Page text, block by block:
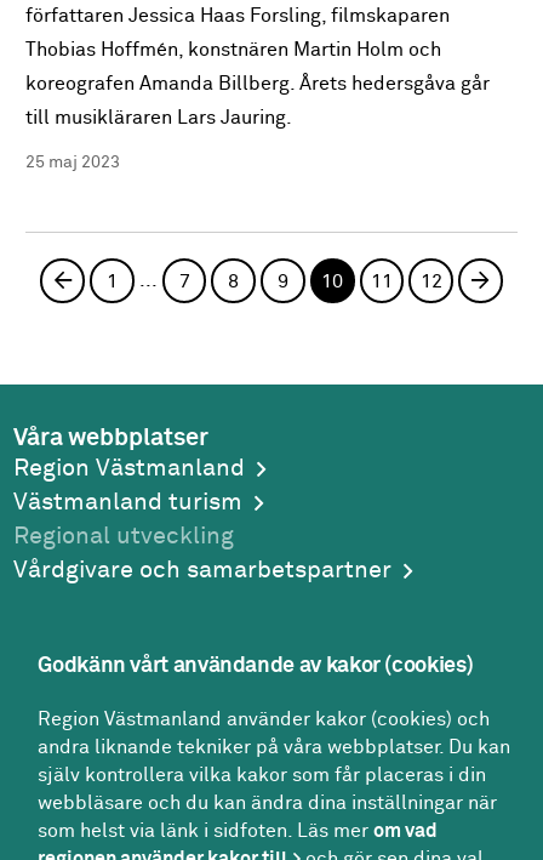
författaren Jessica Haas Forsling, filmskaparen
Thobias Hoffmén, konstnären Martin Holm och
koreografen Amanda Billberg. Årets hedersgåva går
till musikläraren Lars Jauring.
25 maj 2023
Föregående sida
1 ... 7 8 9 10 11 12
Våra webbplatser
Region Västmanland
Västmanland turism
Regional utveckling
Vårdgivare och samarbetspartner
Region Västmanland
Regionhuset
721 89 Västerås
Kontakt
Kontakt­center:
Godkänn vårt användande av kakor (cookies)
Region Västmanland använder kakor (cookies) och
andra liknande tekniker på våra webbplatser. Du kan
själv kontrollera vilka kakor som får placeras i din
webbläsare och du kan ändra dina inställningar när
som helst via länk i sidfoten. Läs merom vad